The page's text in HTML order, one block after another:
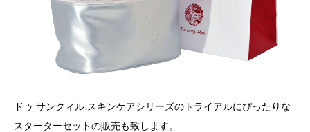
ドゥ サンクィル スキンケアシリーズのトライアルにぴったりな
スターターセットの販売も致します。